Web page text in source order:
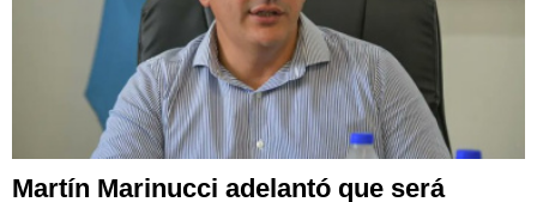
Martín Marinucci adelantó que será